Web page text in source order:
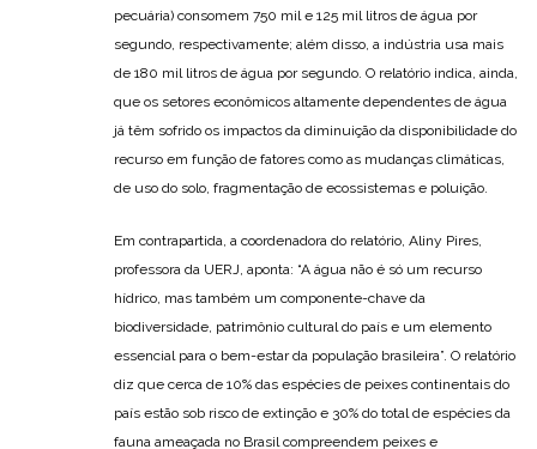
pecuária) consomem 750 mil e 125 mil litros de água por
segundo, respectivamente; além disso, a indústria usa mais
de 180 mil litros de água por segundo. O relatório indica, ainda,
que os setores econômicos altamente dependentes de água
já têm sofrido os impactos da diminuição da disponibilidade do
recurso em função de fatores como as mudanças climáticas,
de uso do solo, fragmentação de ecossistemas e poluição.
Em contrapartida, a coordenadora do relatório, Aliny Pires,
professora da UERJ, aponta: “A água não é só um recurso
hídrico, mas também um componente-chave da
biodiversidade, patrimônio cultural do país e um elemento
essencial para o bem-estar da população brasileira”. O relatório
diz que cerca de 10% das espécies de peixes continentais do
país estão sob risco de extinção e 30% do total de espécies da
fauna ameaçada no Brasil compreendem peixes e